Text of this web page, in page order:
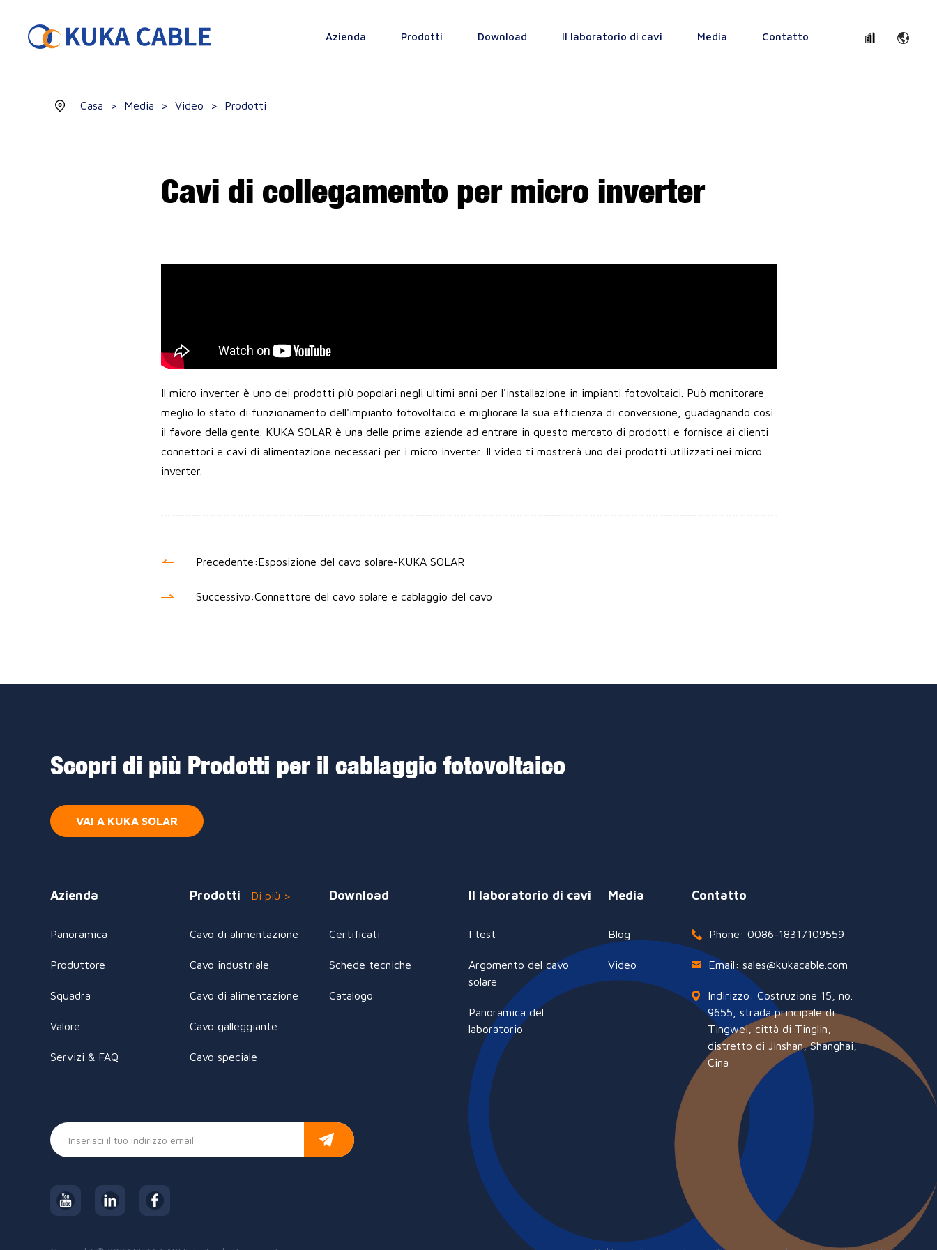
Azienda Prodotti Download Il laboratorio di cavi Media Contatto
Casa > Media > Video > Prodotti
Cavi di collegamento per micro inverter
Il micro inverter è uno dei prodotti più popolari negli ultimi anni per l'installazione in impianti fotovoltaici. Può monitorare
meglio lo stato di funzionamento dell'impianto fotovoltaico e migliorare la sua efficienza di conversione, guadagnando così
il favore della gente. KUKA SOLAR è una delle prime aziende ad entrare in questo mercato di prodotti e fornisce ai clienti
connettori e cavi di alimentazione necessari per i micro inverter. Il video ti mostrerà uno dei prodotti utilizzati nei micro
inverter.
Precedente:Esposizione del cavo solare-KUKA SOLAR
Successivo:Connettore del cavo solare e cablaggio del cavo
Scopri di più Prodotti per il cablaggio fotovoltaico
VAI A KUKA SOLAR
Azienda
Panoramica
Produttore
Squadra
Valore
Servizi & FAQ
Prodotti Di più >
Cavo di alimentazione
Cavo industriale
Cavo di alimentazione
Cavo galleggiante
Cavo speciale
Download
Certificati
Schede tecniche
Catalogo
Il laboratorio di cavi
I test
Argomento del cavo
solare
Panoramica del
laboratorio
Media
Blog
Video
Contatto
Phone: 0086-18317109559
Email: sales@kukacable.com
Indirizzo: Costruzione 15, no.
9655, strada principale di
Tingwei, città di Tinglin,
distretto di Jinshan, Shanghai,
Cina